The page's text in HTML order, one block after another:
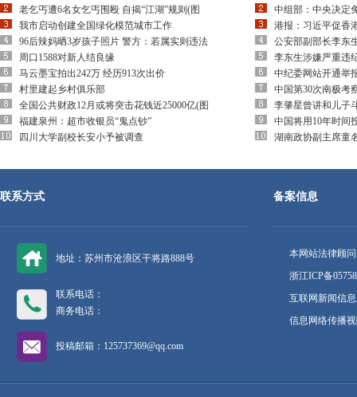
老乞丐遭6名女乞丐围殴 自揭“江湖”规则(图
我市启动创建全国绿化模范城市工作
96后辣妈晒3岁孩子照片 警方：若属实则违法
周口1588对新人结良缘
马云墨宝拍出242万 经历913次出价
村里建起乡村俱乐部
全国公共财政12月或将突击花钱近25000亿(图
福建泉州：超市收银员“鬼点钞”
四川大学副校长安小予被调查
中组部：中央决定
港报：习近平促香
公安部副部长李东
李东生涉嫌严重违
中纪委网站开通举
中国第30次南极考
李肇星曾讲和儿子
中国将用10年时间
湖南政协副主席童
联系方式
地址：苏州市沧浪区干将路888号
联系电话：
商务电话：
投稿邮箱：125737369@qq.com
备案信息
本网站法律顾
浙江ICP备
互联网新闻信
信息网络传播